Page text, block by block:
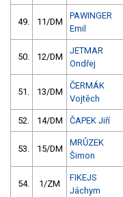
49. 11/DM
PAWINGER
Emil
50. 12/DM
JETMAR
Ondřej
51. 13/DM
ČERMÁK
Vojtěch
52. 14/DM ČAPEK Jiří
53. 15/DM
MRŮZEK
Šimon
54. 1/ZM
FIKEJS
Jáchym